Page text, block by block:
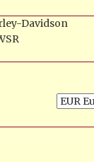
Davidson